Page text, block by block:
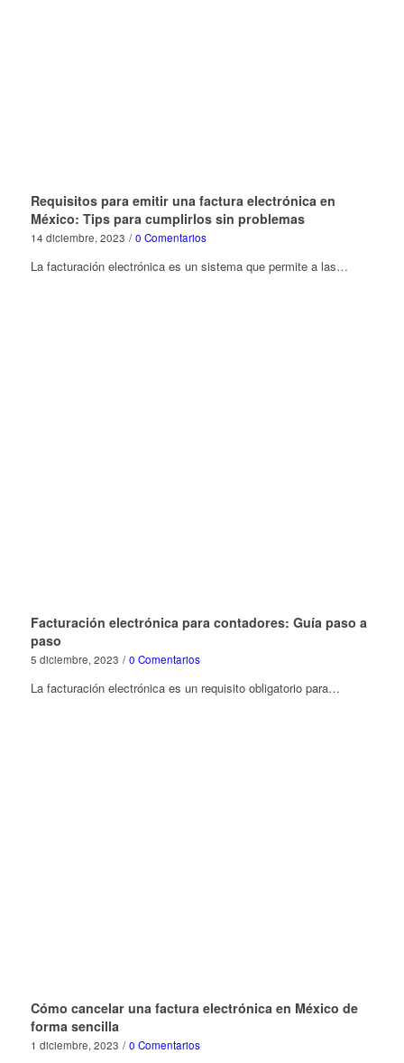
Requisitos para emitir una factura electrónica en
México: Tips para cumplirlos sin problemas
14 diciembre, 2023 / 0 Comentarios
La facturación electrónica es un sistema que permite a las…
Facturación electrónica para contadores: Guía paso a
paso
5 diciembre, 2023 / 0 Comentarios
La facturación electrónica es un requisito obligatorio para…
Cómo cancelar una factura electrónica en México de
forma sencilla
1 diciembre, 2023 / 0 Comentarios